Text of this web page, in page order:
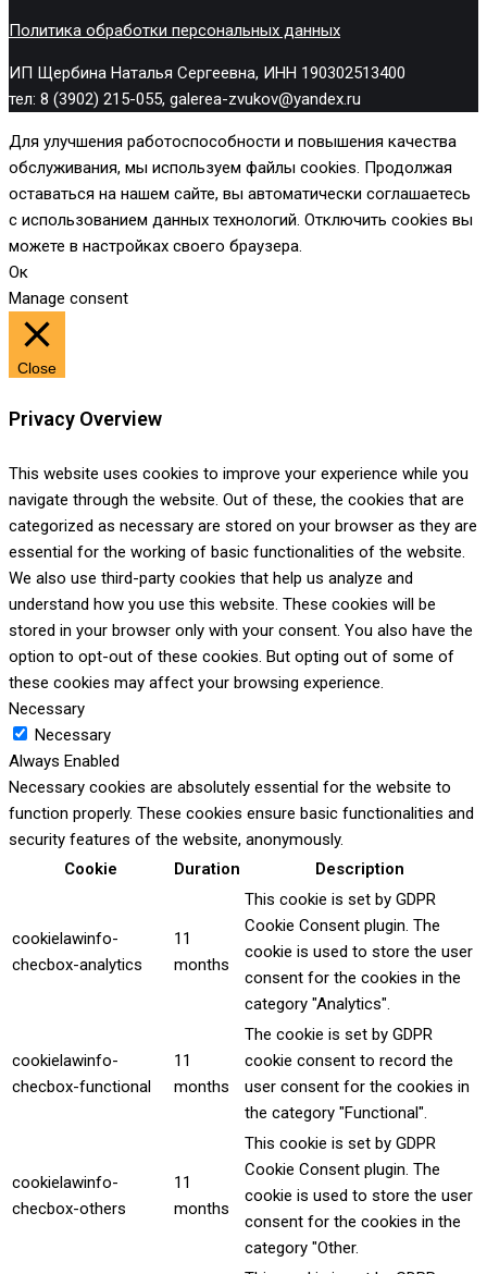
Политика обработки персональных данных
ИП Щербина Наталья Сергеевна, ИНН 190302513400
тел: 8 (3902) 215-055, galerea-zvukov@yandex.ru
Для улучшения работоспособности и повышения качества
обслуживания, мы используем файлы cookies. Продолжая
оставаться на нашем сайте, вы автоматически соглашаетесь
с использованием данных технологий. Отключить cookies вы
можете в настройках своего браузера.
Ок
Manage consent
Close
Privacy Overview
This website uses cookies to improve your experience while you
navigate through the website. Out of these, the cookies that are
categorized as necessary are stored on your browser as they are
essential for the working of basic functionalities of the website.
We also use third-party cookies that help us analyze and
understand how you use this website. These cookies will be
stored in your browser only with your consent. You also have the
option to opt-out of these cookies. But opting out of some of
these cookies may affect your browsing experience.
Necessary
Necessary
Always Enabled
Necessary cookies are absolutely essential for the website to
function properly. These cookies ensure basic functionalities and
security features of the website, anonymously.
Cookie
Duration Description
cookielawinfo-
checbox-analytics
11
months
This cookie is set by GDPR
Cookie Consent plugin. The
cookie is used to store the user
consent for the cookies in the
category "Analytics".
cookielawinfo-
checbox-functional
11
months
The cookie is set by GDPR
cookie consent to record the
user consent for the cookies in
the category "Functional".
cookielawinfo-
checbox-others
11
months
This cookie is set by GDPR
Cookie Consent plugin. The
cookie is used to store the user
consent for the cookies in the
category "Other.